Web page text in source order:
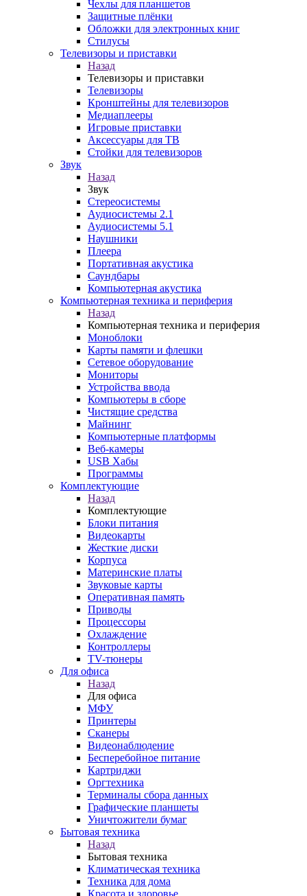
Чехлы для планшетов
Защитные плёнки
Обложки для электронных книг
Стилусы
Телевизоры и приставки
Назад
Телевизоры и приставки
Телевизоры
Кронштейны для телевизоров
Медиаплееры
Игровые приставки
Аксессуары для ТВ
Стойки для телевизоров
Звук
Назад
Звук
Стереосистемы
Аудиосистемы 2.1
Аудиосистемы 5.1
Наушники
Плеера
Портативная акустика
Саундбары
Компьютерная акустика
Компьютерная техника и периферия
Назад
Компьютерная техника и периферия
Моноблоки
Карты памяти и флешки
Сетевое оборудование
Мониторы
Устройства ввода
Компьютеры в сборе
Чистящие средства
Майнинг
Компьютерные платформы
Веб-камеры
USB Хабы
Программы
Комплектующие
Назад
Комплектующие
Блоки питания
Видеокарты
Жесткие диски
Корпуса
Материнские платы
Звуковые карты
Оперативная память
Приводы
Процессоры
Охлаждение
Контроллеры
TV-тюнеры
Для офиса
Назад
Для офиса
МФУ
Принтеры
Сканеры
Видеонаблюдение
Бесперебойное питание
Картриджи
Оргтехника
Терминалы сбора данных
Графические планшеты
Уничтожители бумаг
Бытовая техника
Назад
Бытовая техника
Климатическая техника
Техника для дома
Красота и здоровье